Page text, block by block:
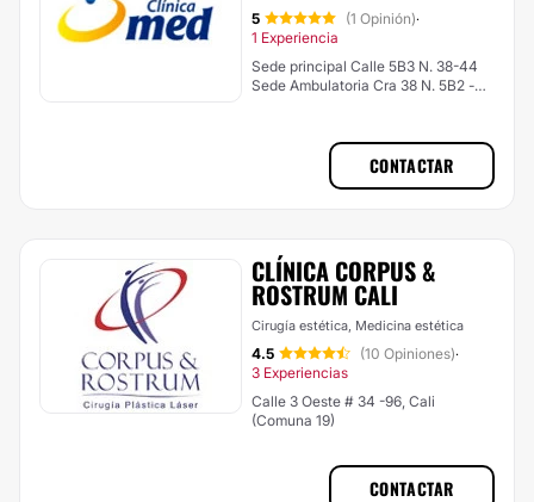
5 (1 Opinión)·
1 Experiencia
Sede principal Calle 5B3 N. 38-44
Sede Ambulatoria Cra 38 N. 5B2 -
CONTACTAR
CLÍNICA CORPUS &
ROSTRUM CALI
Cirugía estética, Medicina estética
4.5 (10 Opiniones)·
3 Experiencias
Calle 3 Oeste # 34 -96, Cali
(Comuna 19)
CONTACTAR